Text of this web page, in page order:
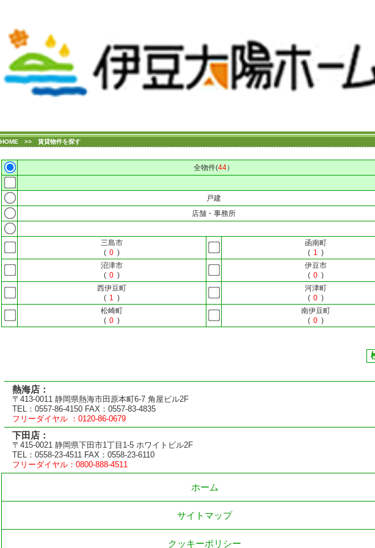
HOME >> 賃貸物件を探す
全物件(44）
戸建
店舗・事務所
三島市
( 0 )
函南町
( 1 )
沼津市
( 0 )
伊豆市
( 0 )
西伊豆町
( 1 )
河津町
( 0 )
松崎町
( 0 )
南伊豆町
( 0 )
熱海店：
〒413-0011 静岡県熱海市田原本町6-7 角屋ビル2F
TEL：0557-86-4150 FAX：0557-83-4835
フリーダイヤル ：0120-86-0679
下田店：
〒415-0021 静岡県下田市1丁目1-5 ホワイトビル2F
TEL：0558-23-4511 FAX：0558-23-6110
フリーダイヤル：0800-888-4511
ホーム
サイトマップ
クッキーポリシー